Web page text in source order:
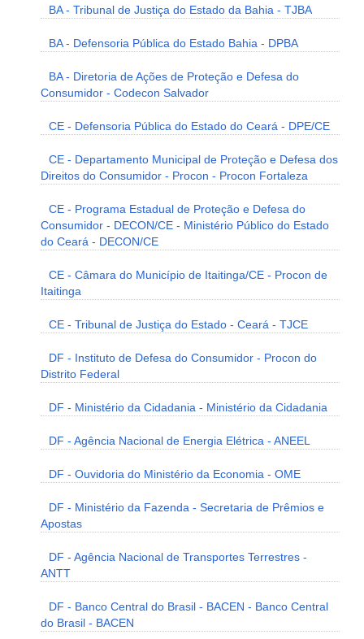
BA - Tribunal de Justiça do Estado da Bahia - TJBA
BA - Defensoria Pública do Estado Bahia - DPBA
BA - Diretoria de Ações de Proteção e Defesa do
Consumidor - Codecon Salvador
CE - Defensoria Pública do Estado do Ceará - DPE/CE
CE - Departamento Municipal de Proteção e Defesa dos
Direitos do Consumidor - Procon - Procon Fortaleza
CE - Programa Estadual de Proteção e Defesa do
Consumidor - DECON/CE - Ministério Público do Estado
do Ceará - DECON/CE
CE - Câmara do Município de Itaitinga/CE - Procon de
Itaitinga
CE - Tribunal de Justiça do Estado - Ceará - TJCE
DF - Instituto de Defesa do Consumidor - Procon do
Distrito Federal
DF - Ministério da Cidadania - Ministério da Cidadania
DF - Agência Nacional de Energia Elétrica - ANEEL
DF - Ouvidoria do Ministério da Economia - OME
DF - Ministério da Fazenda - Secretaria de Prêmios e
Apostas
DF - Agência Nacional de Transportes Terrestres -
ANTT
DF - Banco Central do Brasil - BACEN - Banco Central
do Brasil - BACEN